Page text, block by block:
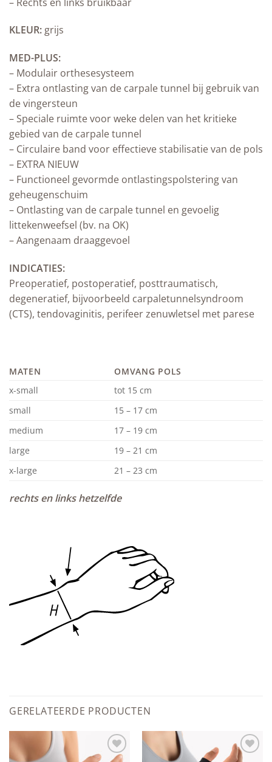
KLEUR:grijs
MED-PLUS:
– Modulair orthesesysteem
– Extra ontlasting van de carpale tunnel bij gebruik van
de vingersteun
– Speciale ruimte voor weke delen ­van het kritieke
gebied van de carpale tunnel
– Circulaire band voor effectieve stabilisatie van de pols
– EXTRA NIEUW
– Functioneel gevormde ontlastingspolstering van
geheugenschuim
– Ontlasting van de carpale tunnel en gevoelig
littekenweefsel (bv. na OK)
– Aangenaam draaggevoel
INDICATIES:
Preoperatief, postoperatief, posttraumatisch,
degeneratief, bijvoorbeeld carpaletunnelsyndroom
(CTS), tendovaginitis, perifeer zenuwletsel met parese
MATEN
OMVANG POLS
x-small
tot 15 cm
small
15 – 17 cm
medium
17 – 19 cm
large
19 – 21 cm
x-large
21 – 23 cm
rechts en links hetzelfde
GERELATEERDE PRODUCTEN